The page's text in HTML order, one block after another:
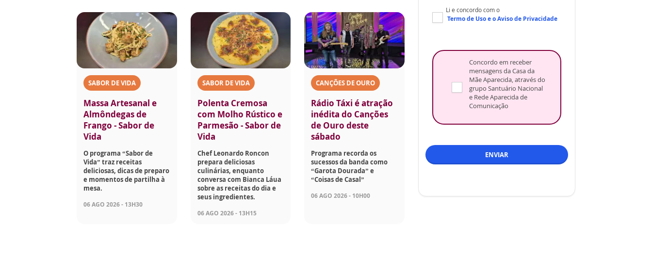
SABOR DE VIDA
Massa Artesanal e
Almôndegas de
Frango - Sabor de
Vida
O programa “Sabor de
Vida” traz receitas
deliciosas, dicas de preparo
e momentos de partilha à
mesa.
06 AGO 2026 - 13H30
SABOR DE VIDA
Polenta Cremosa
com Molho Rústico e
Parmesão - Sabor de
Vida
Chef Leonardo Roncon
prepara deliciosas
culinárias, enquanto
conversa com Bianca Láua
sobre as receitas do dia e
seus ingredientes.
06 AGO 2026 - 13H15
CANÇÕES DE OURO
Rádio Táxi é atração
inédita do Canções
de Ouro deste
sábado
Programa recorda os
sucessos da banda como
“Garota Dourada” e
“Coisas de Casal”
06 AGO 2026 - 10H00
Li e concordo com o
Termo de Usoe oAviso de Privacidade
Concordo em receber
mensagens da Casa da
Mãe Aparecida, através do
grupo Santuário Nacional
e Rede Aparecida de
Comunicação
ENVIAR